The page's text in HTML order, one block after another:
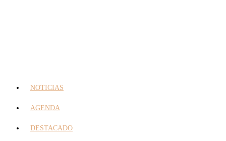
NOTICIAS
AGENDA
DESTACADO